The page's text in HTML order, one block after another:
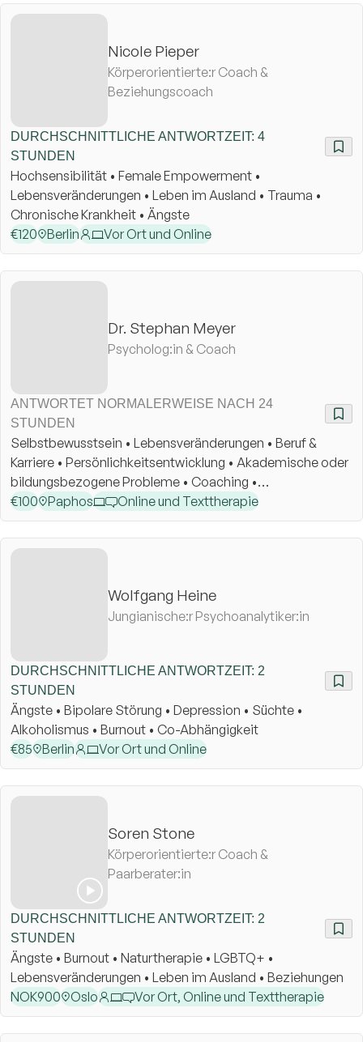
Nicole Pieper
Körperorientierte:r Coach &
Beziehungscoach
DURCHSCHNITTLICHE ANTWORTZEIT: 4
STUNDEN
Hochsensibilität • Female Empowerment •
Lebensveränderungen • Leben im Ausland • Trauma •
Chronische Krankheit • Ängste
€120 Berlin Vor Ort und Online
Dr. Stephan Meyer
Psycholog:in & Coach
ANTWORTET NORMALERWEISE NACH 24
STUNDEN
Selbstbewusstsein • Lebensveränderungen • Beruf &
Karriere • Persönlichkeitsentwicklung • Akademische oder
bildungsbezogene Probleme • Coaching •
Führungskräfte-Coaching
€100 Paphos Online und Texttherapie
Wolfgang Heine
Jungianische:r Psychoanalytiker:in
DURCHSCHNITTLICHE ANTWORTZEIT: 2
STUNDEN
Ängste • Bipolare Störung • Depression • Süchte •
Alkoholismus • Burnout • Co-Abhängigkeit
€85 Berlin Vor Ort und Online
Soren Stone
Körperorientierte:r Coach &
Paarberater:in
DURCHSCHNITTLICHE ANTWORTZEIT: 2
STUNDEN
Ängste • Burnout • Naturtherapie • LGBTQ+ •
Lebensveränderungen • Leben im Ausland • Beziehungen
NOK900 Oslo Vor Ort, Online und Texttherapie